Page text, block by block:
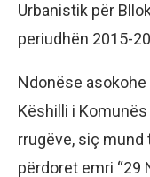
Urbanistik për
periudhën 2015-
Ndonëse
Këshilli i
rrugëve, siç mund
përdoret emri “29